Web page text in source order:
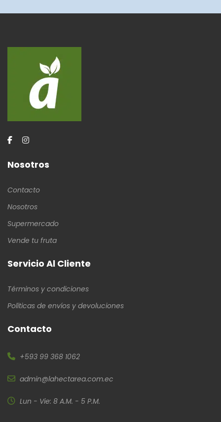
Nosotros
Contacto
Nosotros
Supermercado
Vende tu fruta
Servicio Al Cliente
Términos y condiciones
Políticas de envíos y devoluciones
Contacto
+593 99 368 1062
admin@lahectarea.com.ec
Lun - Vie: 8 A.M. - 5 P.M.